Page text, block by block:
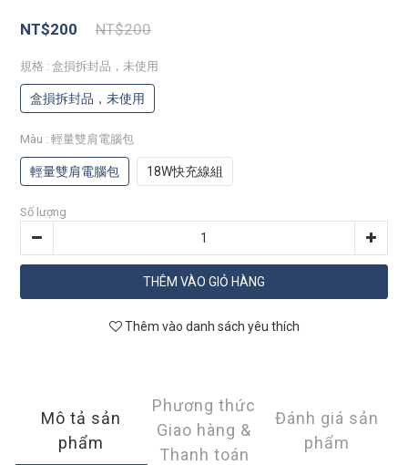
NT$200
NT$200
規格 : 盒損拆封品，未使用
盒損拆封品，未使用
Màu : 輕量雙肩電腦包
輕量雙肩電腦包 18W快充線組
Số lượng
THÊM VÀO GIỎ HÀNG
Thêm vào danh sách yêu thích
Mô tả sản
phẩm
Phương thức
Giao hàng &
Thanh toán
Đánh giá sản
phẩm